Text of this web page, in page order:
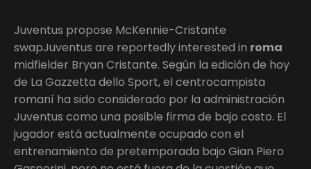
Juventus propose McKennie-Cristante
swapJuventus are reportedly interested in roma
midfielder Bryan Cristante. Según la edición de hoy
de La Gazzetta dello Sport, el centrocampista
romaní ha sido considerado por la administración
Juventus como una posible firma de bajo costo. El
jugador está actualmente ocupado con el
entrenamiento de pretemporada bajo Gian Piero